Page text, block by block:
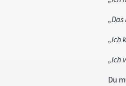
„Ich
„Ich
Du